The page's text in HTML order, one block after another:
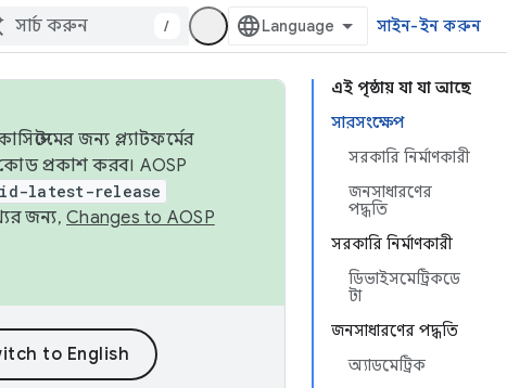
/ সাইন-ইন করুন
এই পৃষ্ঠায় যা যা আছে
সারসংক্ষেপ
সরকারি নির্মাণকারী
জনসাধারণের
পদ্ধতি
সরকারি নির্মাণকারী
ডিভাইসমেট্রিকডে
টা
জনসাধারণের পদ্ধতি
অ্যাডমেট্রিক
জন্য প্ল্যাটফর্মের
কোড প্রকাশ করব। AOSP
latest-release
জন্য, Changes to AOSP